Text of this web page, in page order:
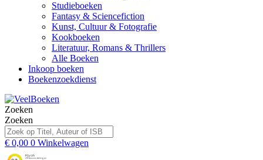
Studieboeken
Fantasy & Sciencefiction
Kunst, Cultuur & Fotografie
Kookboeken
Literatuur, Romans & Thrillers
Alle Boeken
Inkoop boeken
Boekenzoekdienst
Zoeken
Zoeken
€ 0,00 0 Winkelwagen